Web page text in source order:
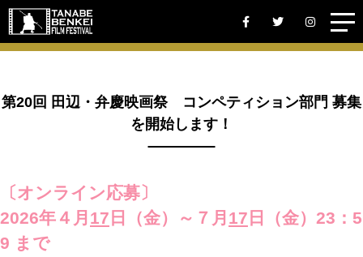
第20回 田辺・弁慶映画祭 コンペティション部門 募集
を開始します！
〔オンライン応募〕
2026年４月 17 日（金）～７月 17 日（金）23：5
9 まで